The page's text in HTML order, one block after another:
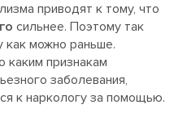
приводят к тому, что
сильнее. Поэтому так
как можно раньше.
каким признакам
заболевания,
к наркологу за помощью.